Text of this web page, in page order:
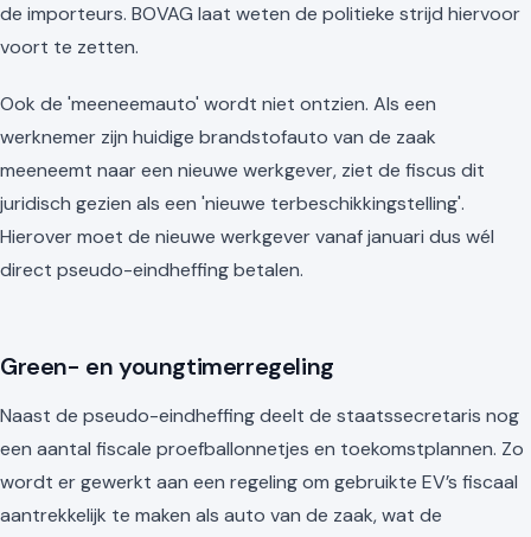
de importeurs. BOVAG laat weten de politieke strijd hiervoor
voort te zetten.
Ook de 'meeneemauto' wordt niet ontzien. Als een
werknemer zijn huidige brandstofauto van de zaak
meeneemt naar een nieuwe werkgever, ziet de fiscus dit
juridisch gezien als een 'nieuwe terbeschikkingstelling'.
Hierover moet de nieuwe werkgever vanaf januari dus wél
direct pseudo-eindheffing betalen.
Green- en youngtimerregeling
Naast de pseudo-eindheffing deelt de staatssecretaris nog
een aantal fiscale proefballonnetjes en toekomstplannen. Zo
wordt er gewerkt aan een regeling om gebruikte EV’s fiscaal
aantrekkelijk te maken als auto van de zaak, wat de